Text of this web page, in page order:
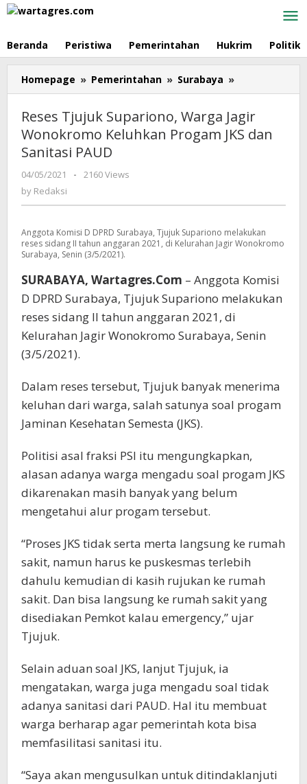
Skip
Beranda Peristiwa Pemerintahan Hukrim Politik
Homepage » Pemerintahan » Surabaya »
Tjujuk
Warga
Jagir
dan
PAUD
Reses Tjujuk Supariono, Warga Jagir
Wonokromo Keluhkan Progam JKS dan
Sanitasi PAUD
04/05/2021
by
-
2160 Views
by Redaksi
Anggota Komisi D DPRD Surabaya, Tjujuk Supariono melakukan
reses sidang II tahun anggaran 2021, di Kelurahan Jagir Wonokromo
Surabaya, Senin (3/5/2021).
SURABAYA, Wartagres.Com – Anggota Komisi
D DPRD Surabaya, Tjujuk Supariono melakukan
reses sidang II tahun anggaran 2021, di
Kelurahan Jagir Wonokromo Surabaya, Senin
(3/5/2021).
Dalam reses tersebut, Tjujuk banyak menerima
keluhan dari warga, salah satunya soal progam
Jaminan Kesehatan Semesta (JKS).
Politisi asal fraksi PSI itu mengungkapkan,
alasan adanya warga mengadu soal progam JKS
dikarenakan masih banyak yang belum
mengetahui alur progam tersebut.
“Proses JKS tidak serta merta langsung ke rumah
sakit, namun harus ke puskesmas terlebih
dahulu kemudian di kasih rujukan ke rumah
sakit. Dan bisa langsung ke rumah sakit yang
disediakan Pemkot kalau emergency,” ujar
Tjujuk.
Selain aduan soal JKS, lanjut Tjujuk, ia
mengatakan, warga juga mengadu soal tidak
adanya sanitasi dari PAUD. Hal itu membuat
warga berharap agar pemerintah kota bisa
memfasilitasi sanitasi itu.
“Saya akan mengusulkan untuk ditindaklanjuti